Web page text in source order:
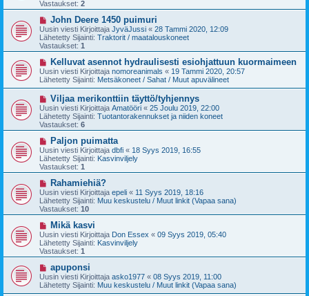
iv
e
s
t
i
Vastaukset: 2
U
u
s
i
v
e
s
t
John Deere 1450 puimuri
Uusin viesti Kirjoittaja JyväJussi « 28 Tammi 2020, 12:09
Lähetetty Sijainti: Traktorit / maatalouskoneet
Vastaukset: 1
U
u
s
i
v
e
s
t
Kelluvat asennot hydraulisesti esiohjattuun kuormaimeen
Uusin viesti Kirjoittaja nomoreanimals « 19 Tammi 2020, 20:57
Lähetetty Sijainti: Metsäkoneet / Sahat / Muut apuvälineet
U
u
s
i
v
e
s
t
i
Viljaa merikonttiin täyttö/tyhjennys
Uusin viesti Kirjoittaja Amatööri « 25 Joulu 2019, 22:00
Lähetetty Sijainti: Tuotantorakennukset ja niiden koneet
Vastaukset: 6
U
u
s
i
v
e
s
t
i
Paljon puimatta
Uusin viesti Kirjoittaja dbfi « 18 Syys 2019, 16:55
Lähetetty Sijainti: Kasvinviljely
Vastaukset: 1
U
u
s
i
v
e
s
t
i
Rahamiehiä?
Uusin viesti Kirjoittaja epeli « 11 Syys 2019, 18:16
Lähetetty Sijainti: Muu keskustelu / Muut linkit (Vapaa sana)
Vastaukset: 10
U
u
s
i
v
e
s
t
Mikä kasvi
Uusin viesti Kirjoittaja Don Essex « 09 Syys 2019, 05:40
Lähetetty Sijainti: Kasvinviljely
Vastaukset: 1
U
u
s
i
apuponsi
Uusin viesti Kirjoittaja asko1977 « 08 Syys 2019, 11:00
Lähetetty Sijainti: Muu keskustelu / Muut linkit (Vapaa sana)